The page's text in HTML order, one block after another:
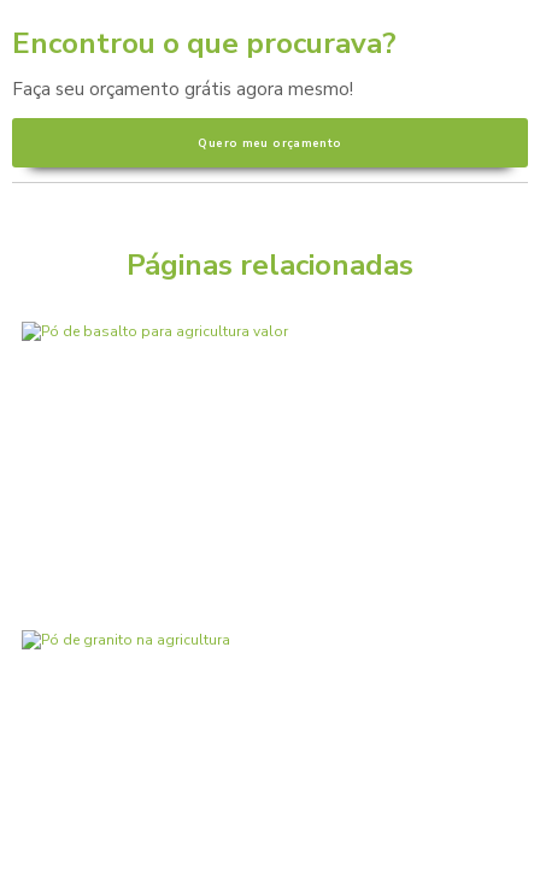
Encontrou o que procurava?
Faça seu orçamento grátis agora mesmo!
Quero meu orçamento
Páginas relacionadas